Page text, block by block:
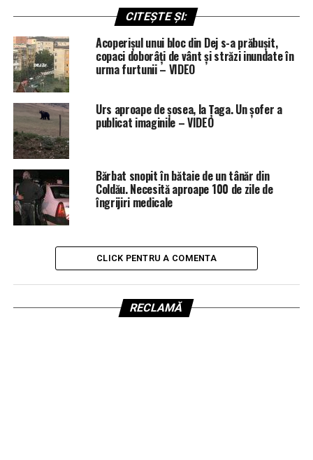
CITEȘTE ȘI:
Acoperișul unui bloc din Dej s-a prăbușit,
copaci doborâți de vânt și străzi inundate în
urma furtunii – VIDEO
Urs aproape de șosea, la Țaga. Un șofer a
publicat imaginile – VIDEO
Bărbat snopit în bătaie de un tânăr din
Coldău. Necesită aproape 100 de zile de
îngrijiri medicale
CLICK PENTRU A COMENTA
RECLAMĂ